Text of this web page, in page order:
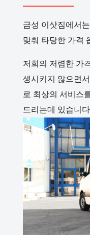
금성 이삿짐에서
맞춰 타당한 가격
저희의 저렴한 가
생시키지 않으면
로 최상의 서비스
드리는데 있습니